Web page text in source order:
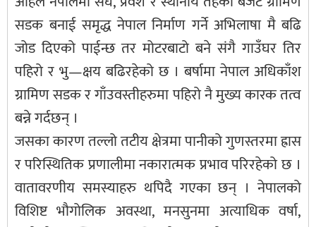
सडक बनाई समृद्ध नेपाल निर्माण गर्ने अभिलाषा मै बढि
जोड दिएको पाईन्छ तर मोटरबाटो बने संगै गाउँघर तिर
पहिरो र भु—क्षय बढिरहेको छ । बर्षामा नेपाल अधिकाँश
ग्रामिण सडक र गाँउवस्तीहरुमा पहिरो नै मुख्य कारक तत्व
बन्ने गर्दछन् ।
जसका कारण तल्लो तटीय क्षेत्रमा पानीको गुणस्तरमा ह्रास
र परिस्थितिक प्रणालीमा नकारात्मक प्रभाव परिरहेको छ ।
वातावरणीय समस्याहरु थपिदै गएका छन् । नेपालको
विशिष्ट भौगोलिक अवस्था, मनसुनमा अत्याधिक वर्षा,